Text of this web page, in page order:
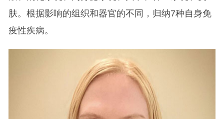
肤。根据影响的组织和器官的不同，归纳7种自身免
疫性疾病。